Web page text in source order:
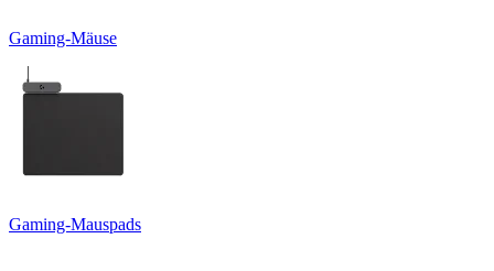
Gaming-Mäuse
Gaming-Mauspads